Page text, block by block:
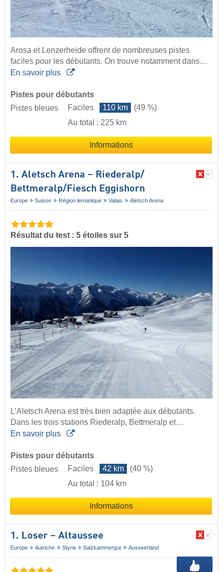
Arosa et Lenzerheide offrent de nombreuses pistes
faciles pour les débutants. On trouve notamment dans…
En savoir plus
Pistes pour débutants
Pistes bleues
Faciles 110 km
(49 %)
Au total : 225 km
Informations
1. Aletsch Arena – Riederalp/​
Bettmeralp/​Fiesch Eggishorn
Europe Suisse Région lémanique Valais Aletsch Arena
Résultat du test : 5 étoiles sur 5
L’Aletsch Arena est très bien adaptée aux débutants.
Dans les trois stations Riederalp, Bettmeralp et…
En savoir plus
Pistes pour débutants
Pistes bleues
Faciles 42 km
(40 %)
Au total : 104 km
Informations
1. Loser – Altaussee
Europe Autriche Styrie Salzkammergut Ausseerland